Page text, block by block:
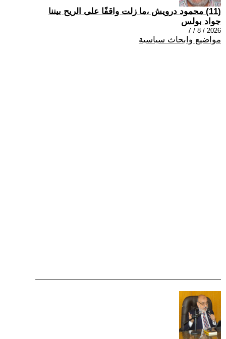
(11) محمود درويش ،ما زلت واقفًا على الريح بيننا
جواد بولس
2026 / 8 / 7
مواضيع وابحاث سياسية